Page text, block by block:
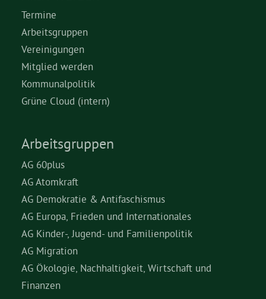
Termine
Arbeitsgruppen
Vereinigungen
Mitglied werden
Kommunalpolitik
Grüne Cloud (intern)
Arbeitsgruppen
AG 60plus
AG Atomkraft
AG Demokratie & Antifaschismus
AG Europa, Frieden und Internationales
AG Kinder-, Jugend- und Familienpolitik
AG Migration
AG Ökologie, Nachhaltigkeit, Wirtschaft und
Finanzen